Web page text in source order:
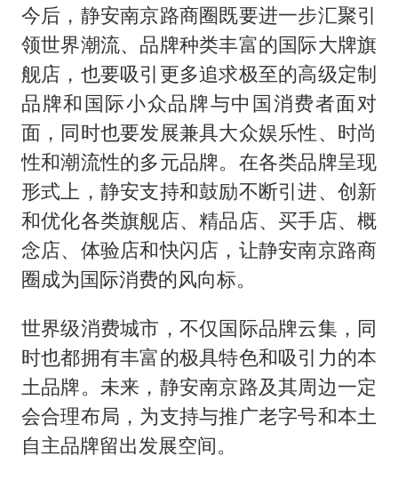
今后，静安南京路商圈既要进一步汇聚引
领世界潮流、品牌种类丰富的国际大牌旗
舰店，也要吸引更多追求极至的高级定制
品牌和国际小众品牌与中国消费者面对
面，同时也要发展兼具大众娱乐性、时尚
性和潮流性的多元品牌。在各类品牌呈现
形式上，静安支持和鼓励不断引进、创新
和优化各类旗舰店、精品店、买手店、概
念店、体验店和快闪店，让静安南京路商
圈成为国际消费的风向标。
世界级消费城市，不仅国际品牌云集，同
时也都拥有丰富的极具特色和吸引力的本
土品牌。未来，静安南京路及其周边一定
会合理布局，为支持与推广老字号和本土
自主品牌留出发展空间。